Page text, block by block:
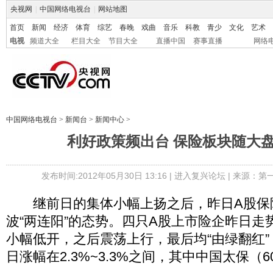
央视网 中国网络电视台 网站地图
首页 新闻 经济 体育 综艺 春晚 戏曲 音乐 科教 青少 文化
艺术
电视
频道大全 栏目大全 节目大全 直播中国 赛事直播 网络
中国网络电视台 > 新闻台 > 新闻中心 >
利好政策频出台 保险板块随大
发布时间:2012年05月30日 13:16 | 进入复兴论坛| 来源：第
继前日的集体小幅上扬之后，昨日A股保
波“两连阳”的态势。四只A股上市险企昨日走
小幅低开，之后震荡上行，最后均“由绿翻红
日涨幅在2.3%~3.3%之间，其中中国太保（